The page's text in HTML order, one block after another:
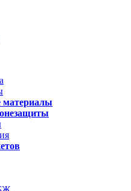
материалы